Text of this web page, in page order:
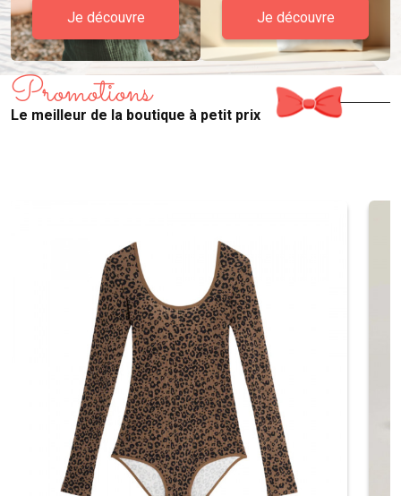
Je découvre Je découvre
Promotions
Le meilleur de la boutique à petit prix